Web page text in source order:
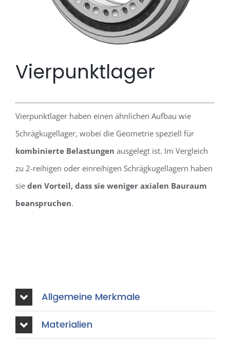
Vierpunktlager
Vierpunktlager haben einen ähnlichen Aufbau wie
Schrägkugellager, wobei die Geometrie speziell für
kombinierte Belastungen ausgelegt ist. Im Vergleich
zu 2-reihigen oder einreihigen Schrägkugellagern haben
sie den Vorteil, dass sie weniger axialen Bauraum
beanspruchen.
Allgemeine Merkmale
Materialien